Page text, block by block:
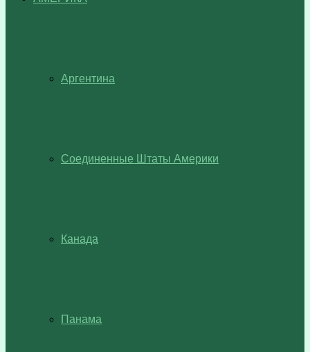
Аргентина
Соединенные Штаты Америки
Канада
Панама